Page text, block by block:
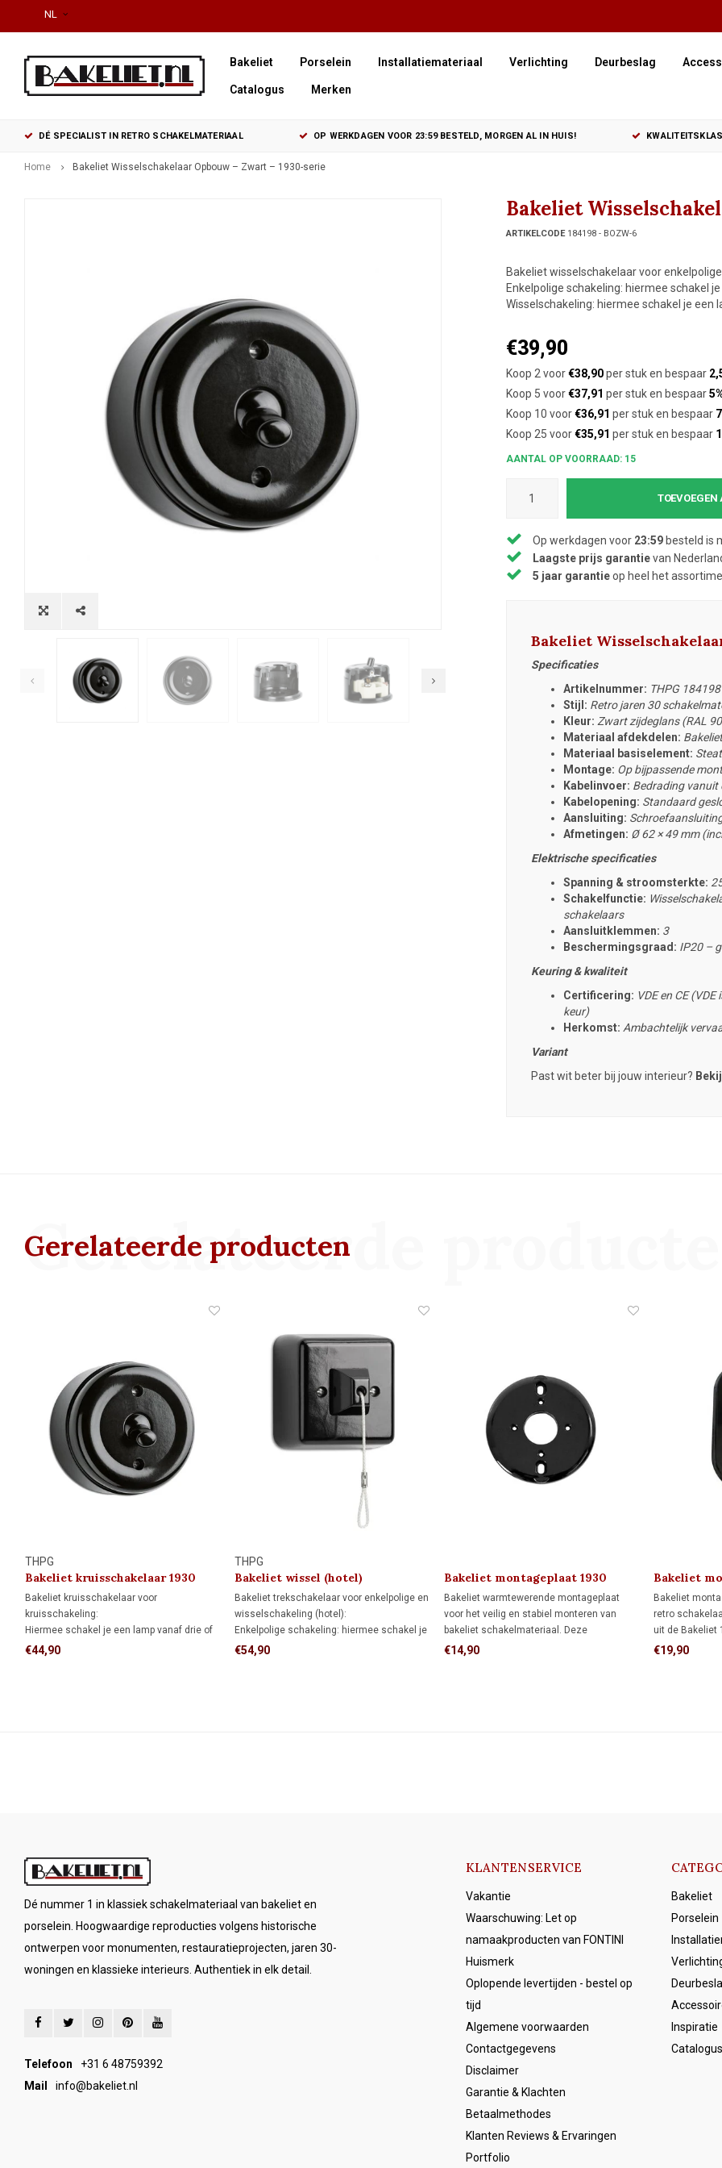
NL
Bakeliet Porselein Installatiemateriaal Verlichting Deurbeslag
Catalogus Merken
DÉ SPECIALIST IN RETRO SCHAKELMATERIAAL OP WERKDAGEN VOOR 23:59 BESTELD, MORGEN AL IN HUIS!
Home Bakeliet Wisselschakelaar Opbouw – Zwart – 1930-serie
Bakeliet
ARTIKELCODE184198 - BOZW-6
Bakeliet wisselschakelaar voor
Enkelpolige schakeling: hiermee schakel
Wisselschakeling: hiermee schakel je
€39,90
Koop 2 voor€38,90per stuk en bespaar
Koop 5 voor€37,91 per stuk en bespaar
Koop 10 voor€36,91 per stuk en bespaar
Koop 25 voor€35,91 per stuk en bespaar
AANTAL OP VOORRAAD: 15
Op werkdagen voor 23:59besteld is
Laagste prijs garantievan
5 jaar garantieop heel het
Bakeliet
Specificaties
Artikelnummer: THPG 184198
Stijl: Retro jaren 30
Kleur: Zwart zijdeglans (RAL
Materiaal afdekdelen: Bakeliet
Materiaal basiselement:
Montage: Op bijpassende
Kabelinvoer: Bedrading vanuit
Kabelopening: Standaard
Aansluiting:
Afmetingen: Ø 62 × 49 mm
Elektrische specificaties
Spanning & stroomsterkte:
Schakelfunctie:
schakelaars
Aansluitklemmen: 3
Beschermingsgraad: IP20 –
Keuring & kwaliteit
Certificering: VDE en CE
keur)
Herkomst: Ambachtelijk
Variant
Past wit beter bij jouw interieur?
Gerelateerde producten
Gerelateerde
THPG
Bakeliet kruisschakelaar 1930
Bakeliet kruisschakelaar voor
kruisschakeling:
Hiermee schakel je een lamp vanaf drie of
meer schakelaars, in combinatie met twee
€44,90
THPG
Bakeliet wissel (hotel)
trekschakelaar 1930
Bakeliet trekschakelaar voor enkelpolige en
wisselschakeling (hotel):
Enkelpolige schakeling: hiermee schakel je
een lamp vanaf één schakelaar aan en uit.
€54,90
Bakeliet montageplaat 1930
Bakeliet warmtewerende montageplaat
voor het veilig en stabiel monteren van
bakeliet schakelmateriaal. Deze
montageplaat past op één inbouwdoos,
€14,90
Bakeliet
1930
Bakeliet
retro
uit de Bakeliet
één
€19,90
Dé nummer 1 in klassiek schakelmateriaal van bakeliet en
porselein. Hoogwaardige reproducties volgens historische
ontwerpen voor monumenten, restauratieprojecten, jaren 30-
woningen en klassieke interieurs. Authentiek in elk detail.
Telefoon
+31 6 48759392
Mail
info@bakeliet.nl
KLANTENSERVICE
Vakantie
Waarschuwing: Let op
namaakproducten van FONTINI
Huismerk
Oplopende levertijden - bestel op
tijd
Algemene voorwaarden
Contactgegevens
Disclaimer
Garantie & Klachten
Betaalmethodes
Klanten Reviews & Ervaringen
Portfolio
Bakeliet
Porselein
Inspiratie
Catalogus